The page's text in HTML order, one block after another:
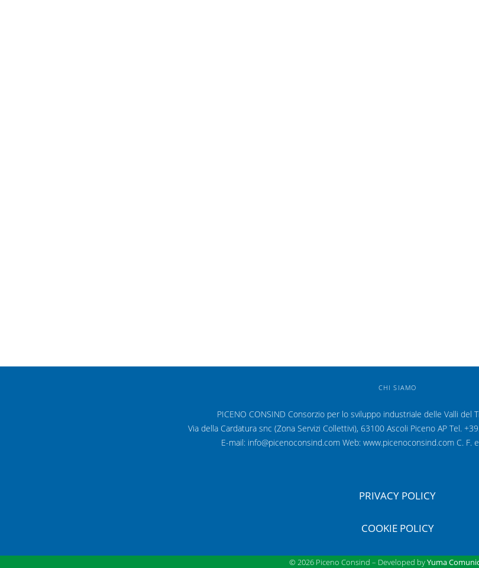
CHI SIAMO
PICENO CONSIND Consorzio per lo sviluppo industriale delle Valli del
Via della Cardatura snc (Zona Servizi Collettivi), 63100 Ascoli Piceno AP Tel.
E-mail: info@picenoconsind.com Web: www.picenoconsind.com C. F.
PRIVACY POLICY
COOKIE POLICY
© 2026 Piceno Consind – Developed byYuma